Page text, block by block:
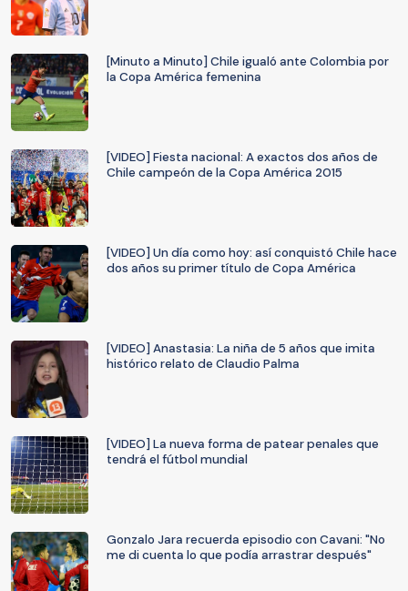
[Minuto a Minuto] Chile igualó ante Colombia por
la Copa América femenina
[VIDEO] Fiesta nacional: A exactos dos años de
Chile campeón de la Copa América 2015
[VIDEO] Un día como hoy: así conquistó Chile hace
dos años su primer título de Copa América
[VIDEO] Anastasia: La niña de 5 años que imita
histórico relato de Claudio Palma
[VIDEO] La nueva forma de patear penales que
tendrá el fútbol mundial
Gonzalo Jara recuerda episodio con Cavani: "No
me di cuenta lo que podía arrastrar después"